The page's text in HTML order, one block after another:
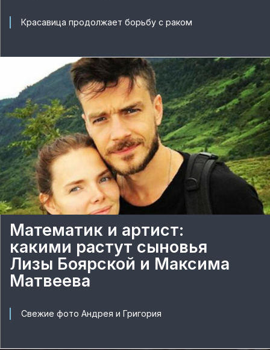
Красавица продолжает борьбу с раком
Математик и артист:
какими растут сыновья
Лизы Боярской и Максима
Матвеева
Свежие фото Андрея и Григория